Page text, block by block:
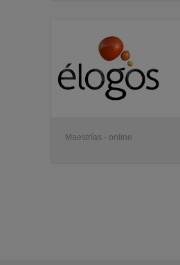
Maestrías - online